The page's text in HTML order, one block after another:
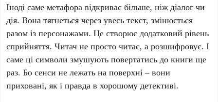
Іноді саме метафора відкриває більше, ніж діалог чи
дія. Вона тягнеться через увесь текст, змінюється
разом із персонажами. Це створює додатковий рівень
сприйняття. Читач не просто читає, а розшифровує. І
саме ці символи змушують повертатись до книги ще
раз. Бо сенси не лежать на поверхні – вони
приховані, як і правда в хорошому детективі.